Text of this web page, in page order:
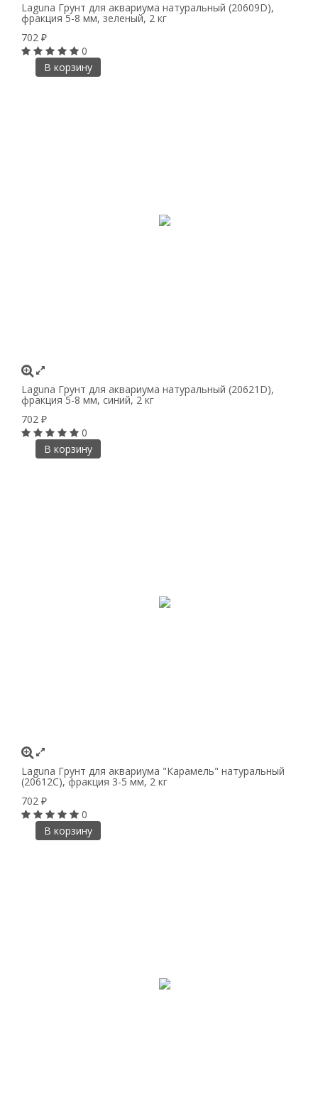
Laguna Грунт для аквариума натуральный (20609D),
фракция 5-8 мм, зеленый, 2 кг
702 ₽
0
В корзину
Laguna Грунт для аквариума натуральный (20621D),
фракция 5-8 мм, синий, 2 кг
702 ₽
0
В корзину
Laguna Грунт для аквариума "Карамель" натуральный
(20612C), фракция 3-5 мм, 2 кг
702 ₽
0
В корзину